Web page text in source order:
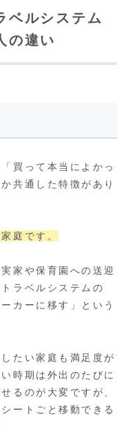
ベルシステム
の違い
買って本当によかっ
共通した特徴があり
庭です。
家や保育園への送迎
ラベルシステムの
カーに移す」という
たい家庭も満足度が
時期は外出のたびに
るのが大変ですが、
ートごと移動できる